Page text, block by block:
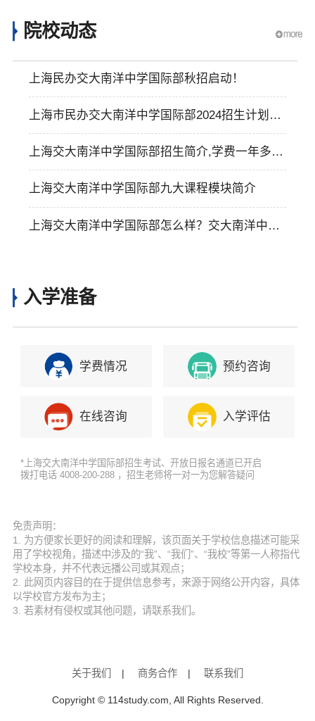
院校动态
上海民办交大南洋中学国际部秋招启动！
上海市民办交大南洋中学国际部2024招生计划及
留学方向
上海交大南洋中学国际部招生简介,学费一年多
少？
上海交大南洋中学国际部九大课程模块简介
上海交大南洋中学国际部怎么样？交大南洋中学
入学准备
学费情况 预约咨询
在线咨询 入学评估
*上海交大南洋中学国际部招生考试、开放日报名通道已开启
拨打电话 4008-200-288 ，招生老师将一对一为您解答疑问
免责声明：
1. 为方便家长更好的阅读和理解，该页面关于学校信息描述可能采
用了学校视角，描述中涉及的“我”、“我们”、“我校”等第一人称指代
学校本身，并不代表远播公司或其观点；
2. 此网页内容目的在于提供信息参考，来源于网络公开内容，具体
以学校官方发布为主；
3. 若素材有侵权或其他问题，请联系我们。
关于我们 | 商务合作 | 联系我们
Copyright © 114study.com, All Rights Reserved.